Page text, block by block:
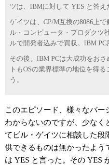
ツは、IBMに対して YES と答え
ゲイツは、CP/M互換の8086上
ル・コンピュータ・プロダクツ
ルで開発者込みで買収。IBM PC
その後、IBM PCは大成功をお
トもOSの業界標準の地位を得
う。
このエピソード、様々なバ
わからないのですが、少なく
てビル・ゲイツに相談した段
供できるものは無かったよう
は YES と言った。その YES